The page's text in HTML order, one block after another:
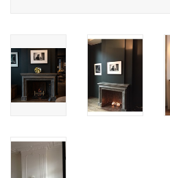
Login
Cadeau Bonnen